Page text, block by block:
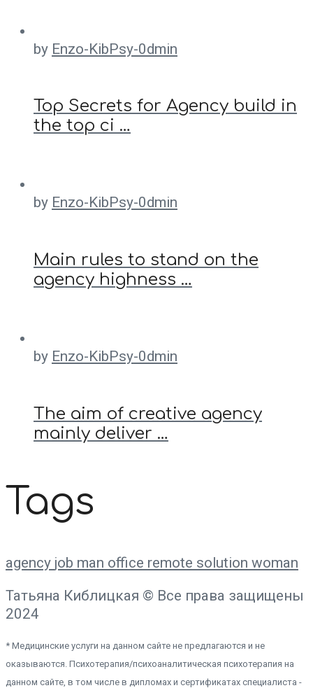
by Enzo-KibPsy-0dmin
Top Secrets for Agency build in
the top ci …
by Enzo-KibPsy-0dmin
Main rules to stand on the
agency highness …
by Enzo-KibPsy-0dmin
The aim of creative agency
mainly deliver …
Tags
agency job man office remote solution woman
Татьяна Киблицкая © Все права защищены
2024
* Медицинские услуги на данном сайте не предлагаются и не
оказываются. Психотерапия/психоаналитическая психотерапия на
данном сайте, в том числе в дипломах и сертификатах специалиста -